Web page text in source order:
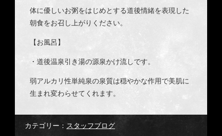
体に優しいお粥をはじめとする道後情緒を表現した
朝食をお召し上がりください。
【お風呂】
・道後温泉引き湯の源泉かけ流しです。
弱アルカリ性単純泉の泉質は穏やかな作用で美肌に
生まれ変わらせてくれます。
カテゴリー： スタッフブログ